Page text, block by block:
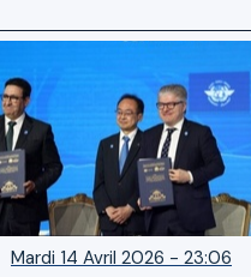
Mardi 14 Avril 2026 - 23:06